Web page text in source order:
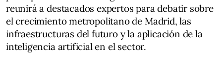
reunirá a destacados expertos para debatir sobre
el crecimiento metropolitano de Madrid, las
infraestructuras del futuro y la aplicación de la
inteligencia artificial en el sector.